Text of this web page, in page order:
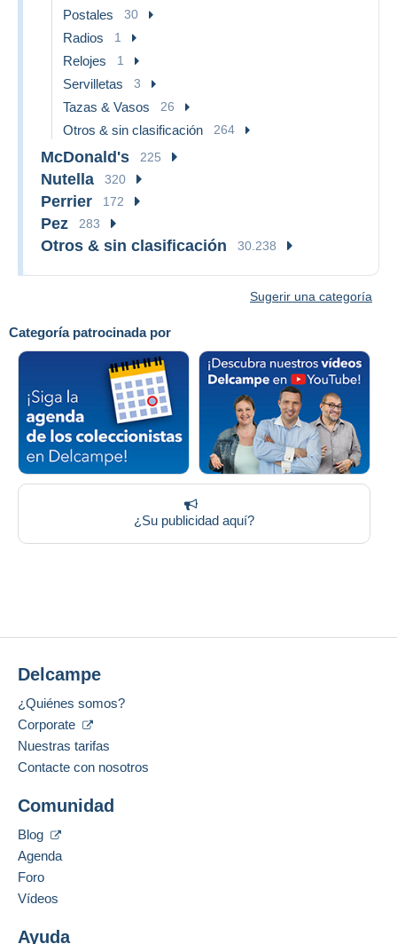
Categoría patrocinada por
¿Su publicidad aquí?
Postales 30
Radios 1
Relojes 1
Servilletas 3
Tazas & Vasos 26
Otros & sin clasificación 264
McDonald's 225
Nutella 320
Perrier 172
Pez 283
Otros & sin clasificación 30.238
Sugerir una categoría
Delcampe
¿Quiénes somos?
Corporate
Nuestras tarifas
Contacte con nosotros
Comunidad
Blog
Agenda
Foro
Vídeos
Ayuda